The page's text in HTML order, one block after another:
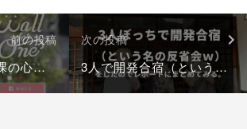
前の投稿
2017年4,5月に9課の心をくすぐったモノ達
次の投稿
3人で開発合宿（という名の反省会ｗ）をしたのでレポートにまとめてみる。